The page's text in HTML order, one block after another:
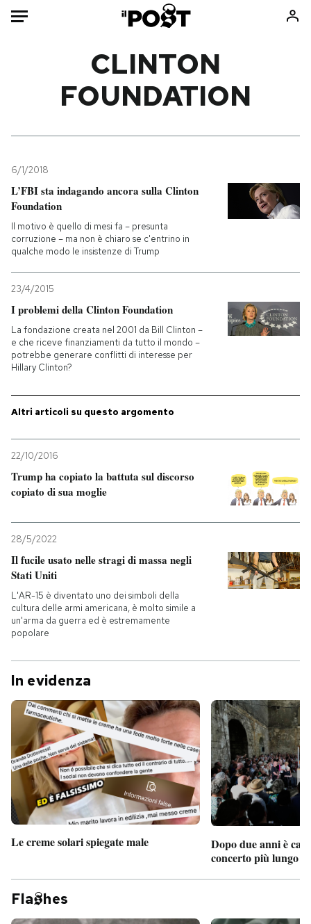
Mondo
Tecnologia
Internet
Cultura
Economia
Libri
Ok Boomer!
Europa
PODCAST
SHOP
CALENDARIO
AREA PERSONALE
Entra
CLINTON
FOUNDATION
6/1/2018
L’FBI sta indagando ancora sulla Clinton
Foundation
Il motivo è quello di mesi fa – presunta
corruzione – ma non è chiaro se c'entrino in
qualche modo le insistenze di Trump
23/4/2015
I problemi della Clinton Foundation
La fondazione creata nel 2001 da Bill Clinton –
e che riceve finanziamenti da tutto il mondo –
potrebbe generare conflitti di interesse per
Hillary Clinton?
Altri articoli su questo argomento
22/10/2016
Trump ha copiato la battuta sul discorso
copiato di sua moglie
28/5/2022
Il fucile usato nelle stragi di massa negli
Stati Uniti
L'AR-15 è diventato uno dei simboli della
cultura delle armi americana, è molto simile a
un'arma da guerra ed è estremamente
popolare
In evidenza
Le creme solari spiegate male
Dopo due anni è
concerto più lungo
Fla hes